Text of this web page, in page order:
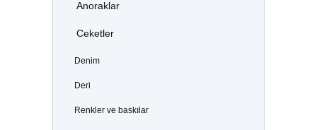
Anoraklar
Ceketler
Denim
Deri
Renkler ve baskılar